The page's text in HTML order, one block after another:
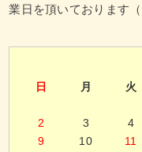
業日を頂いております（
日
月 火
2
3 4
9
10 11